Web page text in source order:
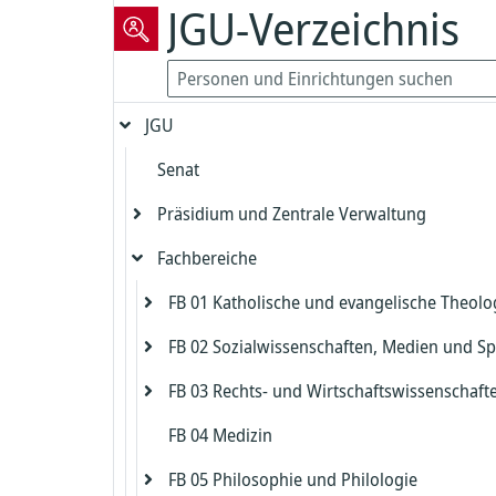
JGU-Verzeichnis
JGU
Senat
Präsidium und Zentrale Verwaltung
Präsident
Präsidialbereich
Gleichstellung und Diversität
Biologische Sicherheit und
Beauftragter für die Biologische
Strahlenschutz
Vizepräsident für Forschung und
Fachbereiche
FB 01 Katholische und evangelische
Evangelische Theologie
Dekanat Evangelische Theologie
Studienbüro und Prüfungsamt
Katholische Theologie
Dekanat Katholische Theologie
Abteilung Sprachen
Studienbüro und Prüfungsamt
FB 02 Sozialwissenschaften, Medien und
Dekanat FB 02
Zentrales Prüfungsamt FB 02
Institut für Erziehungswissenschaft
FB 03 Rechts- und
Dekanat FB 03
Studienbüro FB 03
FB 04 Medizin
FB 05 Philosophie und Philologie